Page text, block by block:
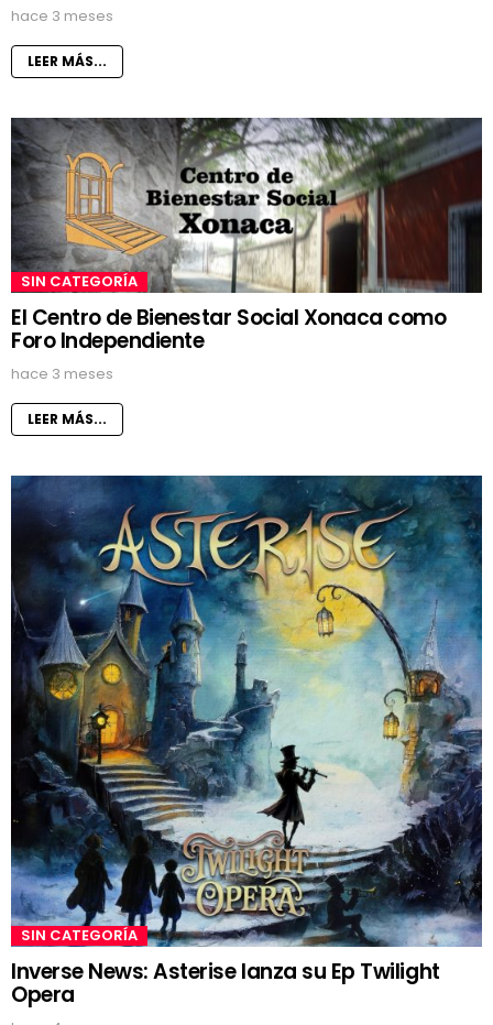
hace 3 meses
LEER MÁS...
SIN CATEGORÍA
El Centro de Bienestar Social Xonaca como
Foro Independiente
hace 3 meses
LEER MÁS...
SIN CATEGORÍA
Inverse News: Asterise lanza su Ep Twilight
Opera